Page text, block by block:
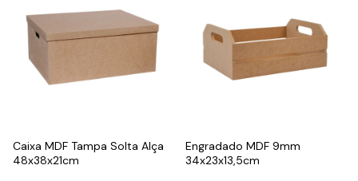
Caixa MDF Tampa Solta Alça
48x38x21cm
Engradado MDF 9mm
34x23x13,5cm